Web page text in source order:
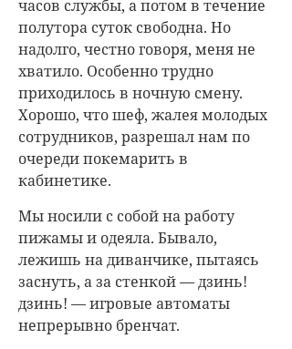
часов службы, а потом в течение
полутора суток свободна. Но
надолго, честно говоря, меня не
хватило. Особенно трудно
приходилось в ночную смену.
Хорошо, что шеф, жалея молодых
сотрудников, разрешал нам по
очереди покемарить в
кабинетике.
Мы носили с собой на работу
пижамы и одеяла. Бывало,
лежишь на диванчике, пытаясь
заснуть, а за стенкой — дзинь!
дзинь! — игровые автоматы
непрерывно бренчат.